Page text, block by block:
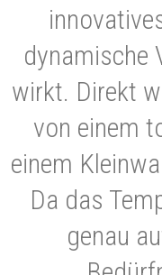
dynamische
wirkt. Direkt
von einem
einem
Da das
genau